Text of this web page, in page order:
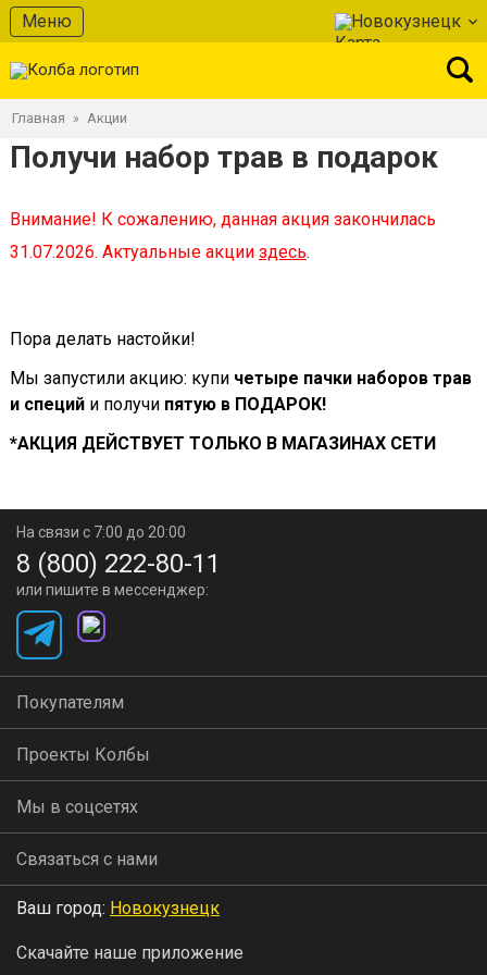
Меню Новокузнецк
Главная » Акции
Получи набор трав в подарок
Внимание! К сожалению, данная акция закончилась
31.07.2026. Актуальные акции здесь.
Пора делать настойки!
Мы запустили акцию: купи четыре пачки наборов трав
и специй и получи пятую в ПОДАРОК!
*АКЦИЯ ДЕЙСТВУЕТ ТОЛЬКО В МАГАЗИНАХ СЕТИ
На связи с 7:00 до 20:00
8 (800) 222-80-11
или пишите в мессенджер:
Покупателям
Проекты Колбы
Мы в соцсетях
Связаться с нами
Ваш город: Новокузнецк
Скачайте наше приложение